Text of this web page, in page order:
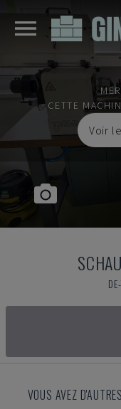
CETTE
Voir
VOUS AVEZ